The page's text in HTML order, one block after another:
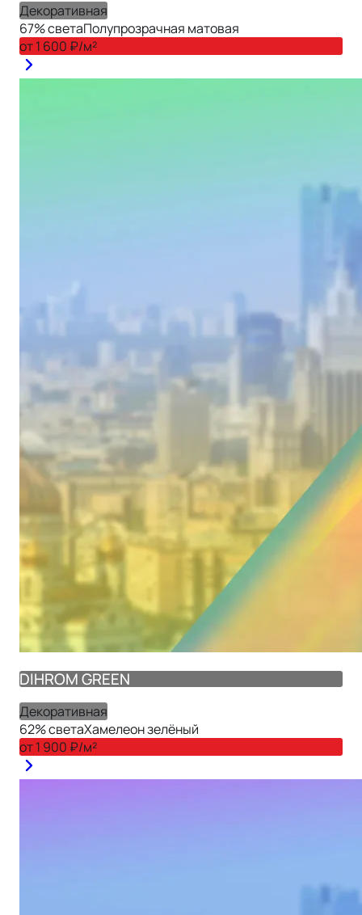
Декоративная
67% светаПолупрозрачная матовая
от1 600 ₽/м²
DIHROM GREEN
Декоративная
62% светаХамелеон зелёный
от1 900 ₽/м²